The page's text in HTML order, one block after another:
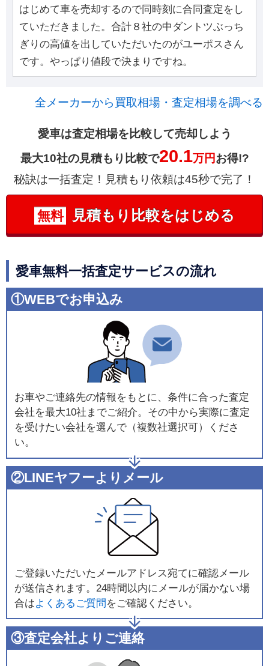
はじめて車を売却するので同時刻に合同査定をし
ていただきました。合計８社の中ダントツぶっち
ぎりの高値を出していただいたのがユーポスさん
です。やっぱり値段で決まりですね。
全メーカーから買取相場・査定相場を調べる
愛車は査定相場を比較して売却しよう
最大10社の見積もり比較で20.1万円お得!?
秘訣は一括査定！見積もり依頼は45秒で完了！
無料 見積もり比較をはじめる
愛車無料一括査定サービスの流れ
①WEBでお申込み
お車やご連絡先の情報をもとに、条件に合った査定
会社を最大10社までご紹介。その中から実際に査定
を受けたい会社を選んで（複数社選択可）くださ
い。
②LINEヤフーよりメール
ご登録いただいたメールアドレス宛てに確認メール
が送信されます。24時間以内にメールが届かない場
合はよくあるご質問 をご確認ください。
③査定会社よりご連絡